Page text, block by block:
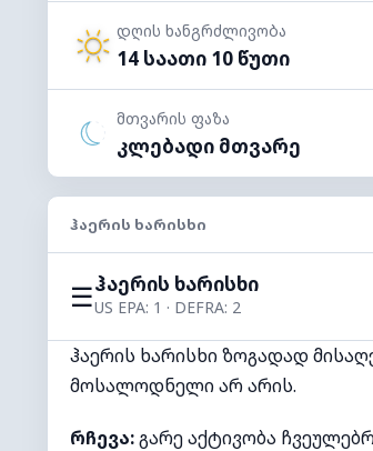
დღის ხანგრძლივობა
14 საათი 10 წუთი
მთვარის ფაზა
კლებადი მთვარე
ᲰᲐᲔᲠᲘᲡ ᲮᲐᲠᲘᲡᲮᲘ
☰ჰაერის ხარისხი
US EPA: 1 · DEFRA: 2
ჰაერის ხარისხი ზოგადად
მოსალოდნელი არ არის.
რჩევა:გარე აქტივობა